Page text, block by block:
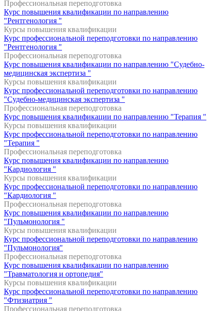
Профессиональная переподготовка
Курс повышения квалификации по направлению
"Рентгенология "
Курсы повышения квалификации
Курс профессиональной переподготовки по направлению
"Рентгенология "
Профессиональная переподготовка
Курс повышения квалификации по направлению "Судебно-
медицинская экспертиза "
Курсы повышения квалификации
Курс профессиональной переподготовки по направлению
"Судебно-медицинская экспертиза "
Профессиональная переподготовка
Курс повышения квалификации по направлению "Терапия "
Курсы повышения квалификации
Курс профессиональной переподготовки по направлению
"Терапия "
Профессиональная переподготовка
Курс повышения квалификации по направлению
"Кардиология "
Курсы повышения квалификации
Курс профессиональной переподготовки по направлению
"Кардиология "
Профессиональная переподготовка
Курс повышения квалификации по направлению
"Пульмонология "
Курсы повышения квалификации
Курс профессиональной переподготовки по направлению
"Пульмонология"
Профессиональная переподготовка
Курс повышения квалификации по направлению
"Травматология и ортопедия"
Курсы повышения квалификации
Курс профессиональной переподготовки по направлению
"Фтизиатрия "
Профессиональная переподготовка